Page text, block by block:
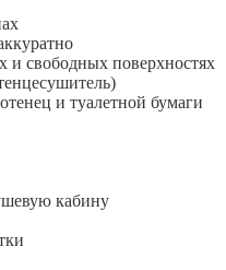
и свободных поверхностях
и туалетной бумаги
кабину